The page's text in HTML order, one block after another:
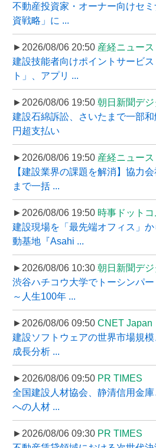
不動産投資家・オーナー向けセ
資戦略」に ...
►2026/08/06 20:50 産経ニュース
建設技能者向けポイントサービ
ト」、アプリ ...
►2026/08/06 19:50 朝日新聞デ
建設石綿訴訟、さいたまで一部
円超支払い
►2026/08/06 19:50 産経ニュース
【建設業界の課題を解消】協力
まで一括 ...
►2026/08/06 19:50 時事ドットコ
建設現場を「最先端オフィス」
動基地『Asahi ...
►2026/08/06 10:30 朝日新聞デ
渋谷ハチコウ大学でトーシンパ
～人生100年 ...
►2026/08/06 09:50 CNET Japan
建設ソフトウェアの世界市場規
成長分析 ...
►2026/08/06 09:50 PR TIMES
全国建設人材協会、静清信用金
への人材 ...
►2026/08/06 09:30 PR TIMES